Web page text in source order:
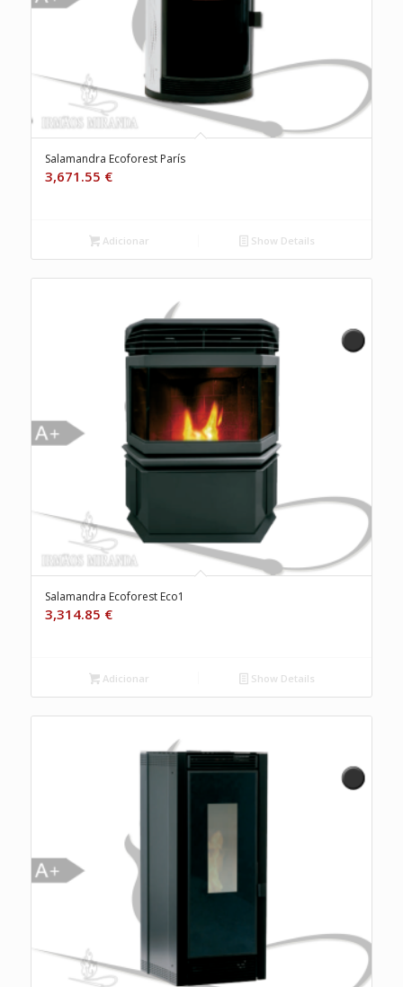
Salamandra Ecoforest París
3,671.55 €
Adicionar Show Details
Salamandra Ecoforest Eco1
3,314.85 €
Adicionar Show Details